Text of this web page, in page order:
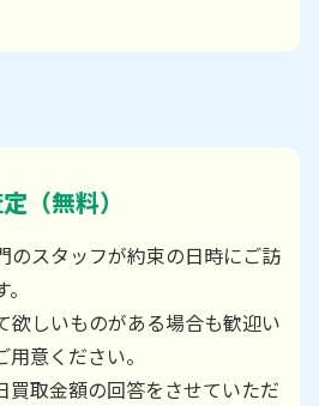
（無料）
のスタッフが約束の日時にご訪
欲しいものがある場合も歓迎い
意ください。
取金額の回答をさせていただ